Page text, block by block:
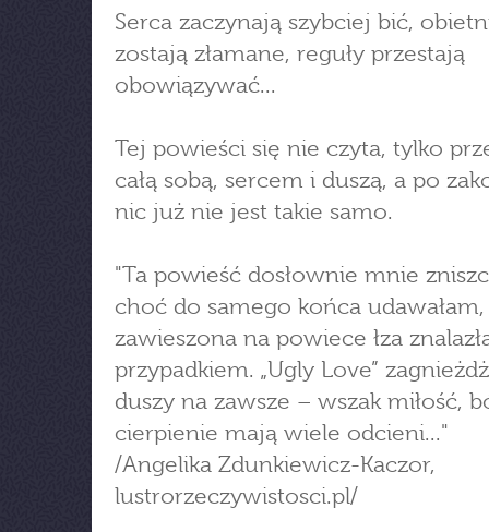
Serca zaczynają szybciej bić,
zostają złamane, reguły przestają
obowiązywać...
Tej powieści się nie czyta, tylko
całą sobą, sercem i duszą, a po
nic już nie jest takie samo.
"Ta powieść dosłownie mnie
choć do samego końca udawałam,
zawieszona na powiece łza
przypadkiem. „Ugly Love”
duszy na zawsze – wszak miłość,
cierpienie mają wiele odcieni..."
/Angelika Zdunkiewicz-Kaczor,
lustrorzeczywistosci.pl/